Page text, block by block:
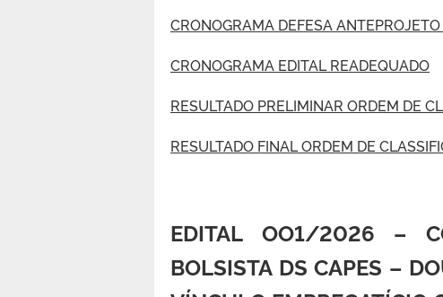
CRONOGRAMA DEFESA
CRONOGRAMA EDITAL READEQUADO
RESULTADO PRELIMINAR ORDEM DE
RESULTADO FINAL ORDEM DE
EDITAL OO1/2026 –
BOLSISTA DS CAPES –